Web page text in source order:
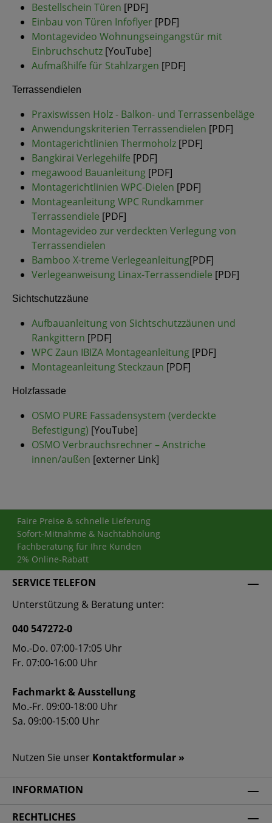
Bestellschein Türen [PDF]
Einbau von Türen Infoflyer [PDF]
Montagevideo Wohnungseingangstür mit
Einbruchschutz [YouTube]
Aufmaßhilfe für Stahlzargen [PDF]
Terrassendielen
Praxiswissen Holz - Balkon- und Terrassenbeläge
Anwendungskriterien Terrassendielen [PDF]
Montagerichtlinien Thermoholz [PDF]
Bangkirai Verlegehilfe [PDF]
megawood Bauanleitung [PDF]
Montagerichtlinien WPC-Dielen [PDF]
Montageanleitung WPC Rundkammer
Terrassendiele [PDF]
Montagevideo zur verdeckten Verlegung von
Terrassendielen
Bamboo X-treme Verlegeanleitung[PDF]
Verlegeanweisung Linax-Terrassendiele [PDF]
Sichtschutzzäune
Aufbauanleitung von Sichtschutzzäunen und
Rankgittern [PDF]
WPC Zaun IBIZA Montageanleitung [PDF]
Montageanleitung Steckzaun [PDF]
Holzfassade
OSMO PURE Fassadensystem (verdeckte
Befestigung) [YouTube]
OSMO Verbrauchsrechner – Anstriche
innen/außen [externer Link]
Faire Preise & schnelle Lieferung
Sofort-Mitnahme & Nachtabholung
Fachberatung für Ihre Kunden
2% Online-Rabatt
SERVICE TELEFON
Unterstützung & Beratung unter:
040 547272-0
Mo.-Do. 07:00-17:05 Uhr
Fr. 07:00-16:00 Uhr
Fachmarkt & Ausstellung
Mo.-Fr. 09:00-18:00 Uhr
Sa. 09:00-15:00 Uhr
Nutzen Sie unser Kontaktformular »
INFORMATION
RECHTLICHES